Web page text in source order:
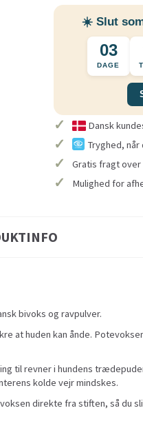
☀️ Slut
03
DAGE
✓ Dansk
✓ Tryghed, når
✓ Gratis fragt over
✓ Mulighed for
bivoks og ravpulver.
at huden kan ånde.
til revner i hundens
kolde vejr mindskes.
direkte fra stiften, så du